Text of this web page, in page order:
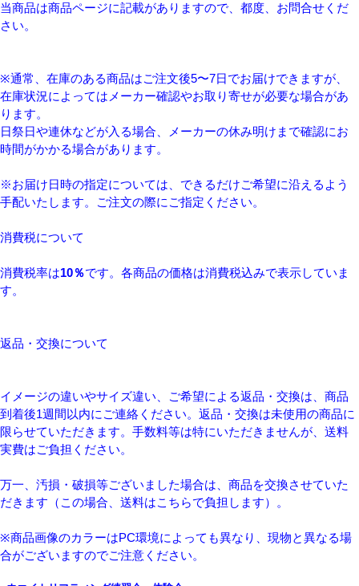
当商品は商品ページに記載がありますので、都度、お問合せくだ
さい。
※通常、在庫のある商品はご注文後5〜7日でお届けできますが、
在庫状況によってはメーカー確認やお取り寄せが必要な場合があ
ります。
日祭日や連休などが入る場合、メーカーの休み明けまで確認にお
時間がかかる場合があります。
※お届け日時の指定については、できるだけご希望に沿えるよう
手配いたします。ご注文の際にご指定ください。
消費税について
消費税率は10％です。各商品の価格は消費税込みで表示していま
す。
返品・交換について
イメージの違いやサイズ違い、ご希望による返品・交換は、商品
到着後1週間以内にご連絡ください。返品・交換は未使用の商品に
限らせていただきます。手数料等は特にいただきませんが、送料
実費はご負担ください。
万一、汚損・破損等ございました場合は、商品を交換させていた
だきます（この場合、送料はこちらで負担します）。
※商品画像のカラーはPC環境によっても異なり、現物と異なる場
合がございますのでご注意ください。